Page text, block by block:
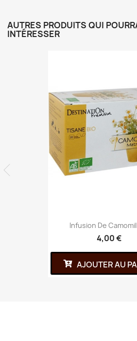
AUTRES PRODUITS QUI
INTÉRESSER
Infusion De
4,00 €
AJOUTER AU